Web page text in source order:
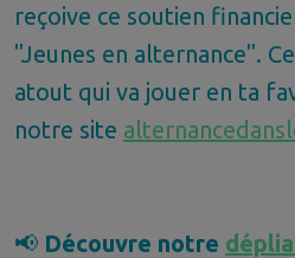
reçoive ce soutien
"Jeunes en alternance".
atout qui va jouer en ta
notre site
📢 Découvre notre